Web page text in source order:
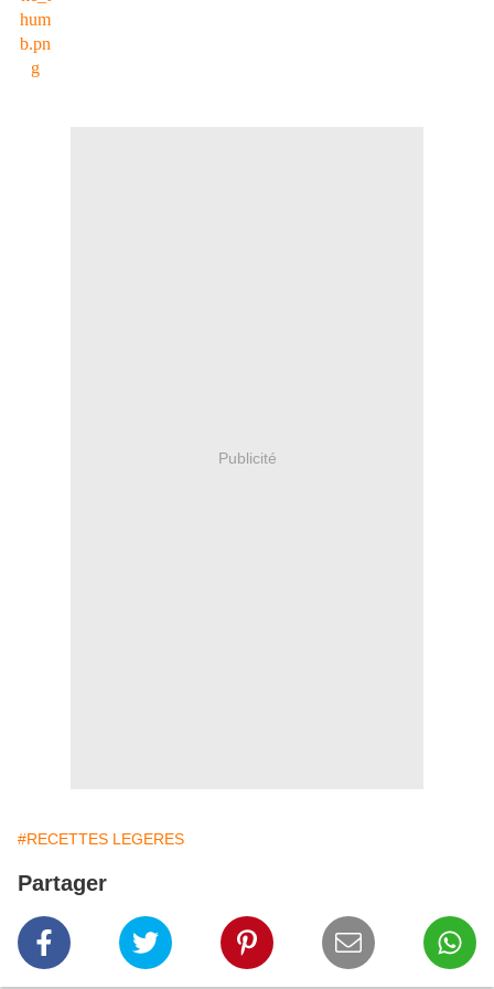
Publicité
#RECETTES LEGERES
Partager